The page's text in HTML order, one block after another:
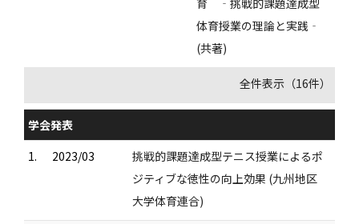
育 ‐挑戦的課題達成型
体育授業の理論と実践‐
(共著)
全件表示（16件）
学会発表
1.
2023/03
挑戦的課題達成型テニス授業によるポ
ジティブな徳性の向上効果 (九州地区
大学体育連合)